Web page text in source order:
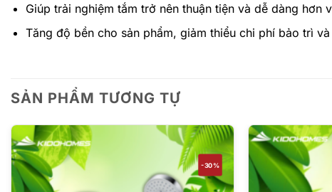
Giúp trải nghiệm tắm trở nên thuận tiện và dễ dàng hơn
Tăng độ bền cho sản phẩm, giảm thiểu chi phí bảo trì
SẢN PHẨM TƯƠNG TỰ
-30%